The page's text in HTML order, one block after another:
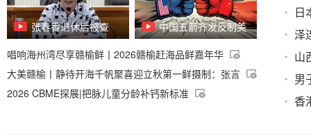
张春香退休后被查
中国五箭齐发反制美
唱响海州湾尽享赣榆鲜丨2026赣榆赶海品鲜嘉年华
大美赣榆丨静待开海千帆聚喜迎立秋第一鲜摄制：张言
华顾乡
2026 CBME探展|把脉儿童分龄补钙新标准
日
泽
山
男
香